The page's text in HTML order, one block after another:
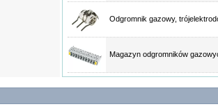
Odgromnik gazowy,
Magazyn odgromników